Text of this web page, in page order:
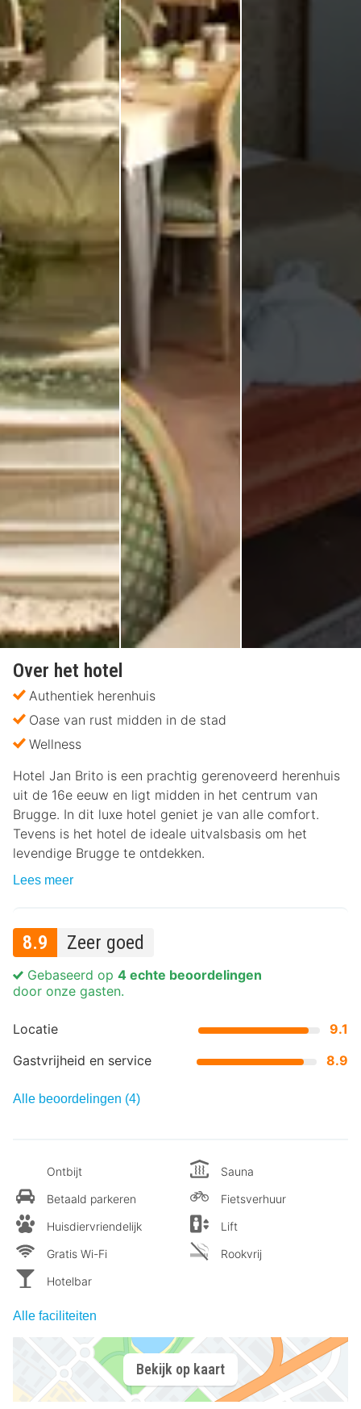
Over het hotel
Authentiek herenhuis
Oase van rust midden in de stad
Wellness
Hotel Jan Brito is een prachtig gerenoveerd herenhuis
uit de 16e eeuw en ligt midden in het centrum van
Brugge. In dit luxe hotel geniet je van alle comfort.
Tevens is het hotel de ideale uitvalsbasis om het
levendige Brugge te ontdekken.
Lees meer
8.9 Zeer goed
Locatie
9.1
Gastvrijheid en service
8.9
Gebaseerd op 4 echte beoordelingen
door onze gasten.
Alle beoordelingen (4)
Ontbijt
Betaald parkeren
Huisdiervriendelijk
Gratis Wi-Fi
Hotelbar
Sauna
Fietsverhuur
Lift
Rookvrij
Alle faciliteiten
Bekijk op kaart